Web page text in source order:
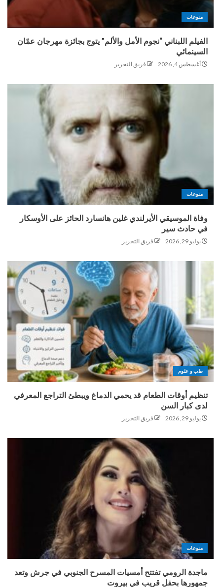
منوعات
الفيلم اللبناني “نجوم الأمل والألم” يتوج بجائزة مهرجان عمّان
السينمائي
أغسطس 4, 2026 فريق التحرير
منوعات
وفاة الموسيقي الأيرلندي غلين هانسارد الحائز على الأوسكار
في حادث سير
يوليو 29, 2026 فريق التحرير
طب و علوم
تنظيم أوقات الطعام قد يحمي الدماغ ويبطئ التراجع المعرفي
لدى كبار السن
يوليو 29, 2026 فريق التحرير
منوعات
ماجدة الرومي تفتتح أمسيات المسرح الجنوبي في جرش وتعد
جمهورها بحفل قريب في بيروت